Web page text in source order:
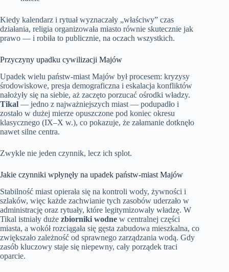
Kiedy kalendarz i rytuał wyznaczały „właściwy” czas
działania, religia organizowała miasto równie skutecznie jak
prawo — i robiła to publicznie, na oczach wszystkich.
Przyczyny upadku cywilizacji Majów
Upadek wielu państw-miast Majów był procesem: kryzysy
środowiskowe, presja demograficzna i eskalacja konfliktów
nałożyły się na siebie, aż zaczęto porzucać ośrodki władzy.
Tikal — jedno z najważniejszych miast — podupadło i
zostało w dużej mierze opuszczone pod koniec okresu
klasycznego (IX–X w.), co pokazuje, że załamanie dotknęło
nawet silne centra.
Zwykle nie jeden czynnik, lecz ich splot.
Jakie czynniki wpłynęły na upadek państw-miast Majów
Stabilność miast opierała się na kontroli wody, żywności i
szlaków, więc każde zachwianie tych zasobów uderzało w
administrację oraz rytuały, które legitymizowały władzę. W
Tikal istniały duże zbiorniki wodne w centralnej części
miasta, a wokół rozciągała się gęsta zabudowa mieszkalna, co
zwiększało zależność od sprawnego zarządzania wodą. Gdy
zasób kluczowy staje się niepewny, cały porządek traci
oparcie.